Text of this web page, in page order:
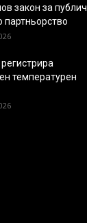
закон за
партньорство
температурен